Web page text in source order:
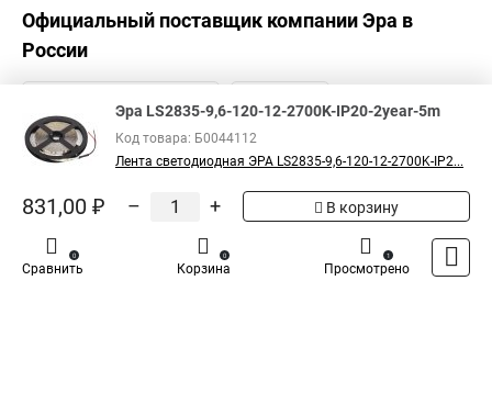
Официальный поставщик компанииЭра в
России
Эра LS2835-9,6-120-12-2700K-IP20-2year-5m
Код товара: Б0044112
Лента светодиодная ЭРА LS2835-9,6-120-12-2700K-IP2...
831,00 ₽ – + В корзину
Сравнить
0
Корзина
0
Просмотрено
1